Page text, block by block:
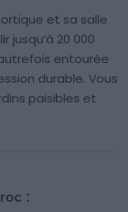
et sa salle
jusqu’à 20 000
entourée
durable. Vous
paisibles et
: